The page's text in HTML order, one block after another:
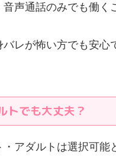
音声通話のみでも働く
レが怖い方でも安心
トでも大丈夫？
・アダルトは選択可能